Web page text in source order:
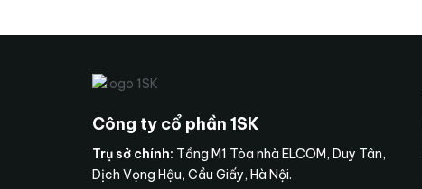
Công ty cổ phần 1SK
Trụ sở chính: Tầng M1 Tòa nhà ELCOM, Duy Tân,
Dịch Vọng Hậu, Cầu Giấy, Hà Nội.